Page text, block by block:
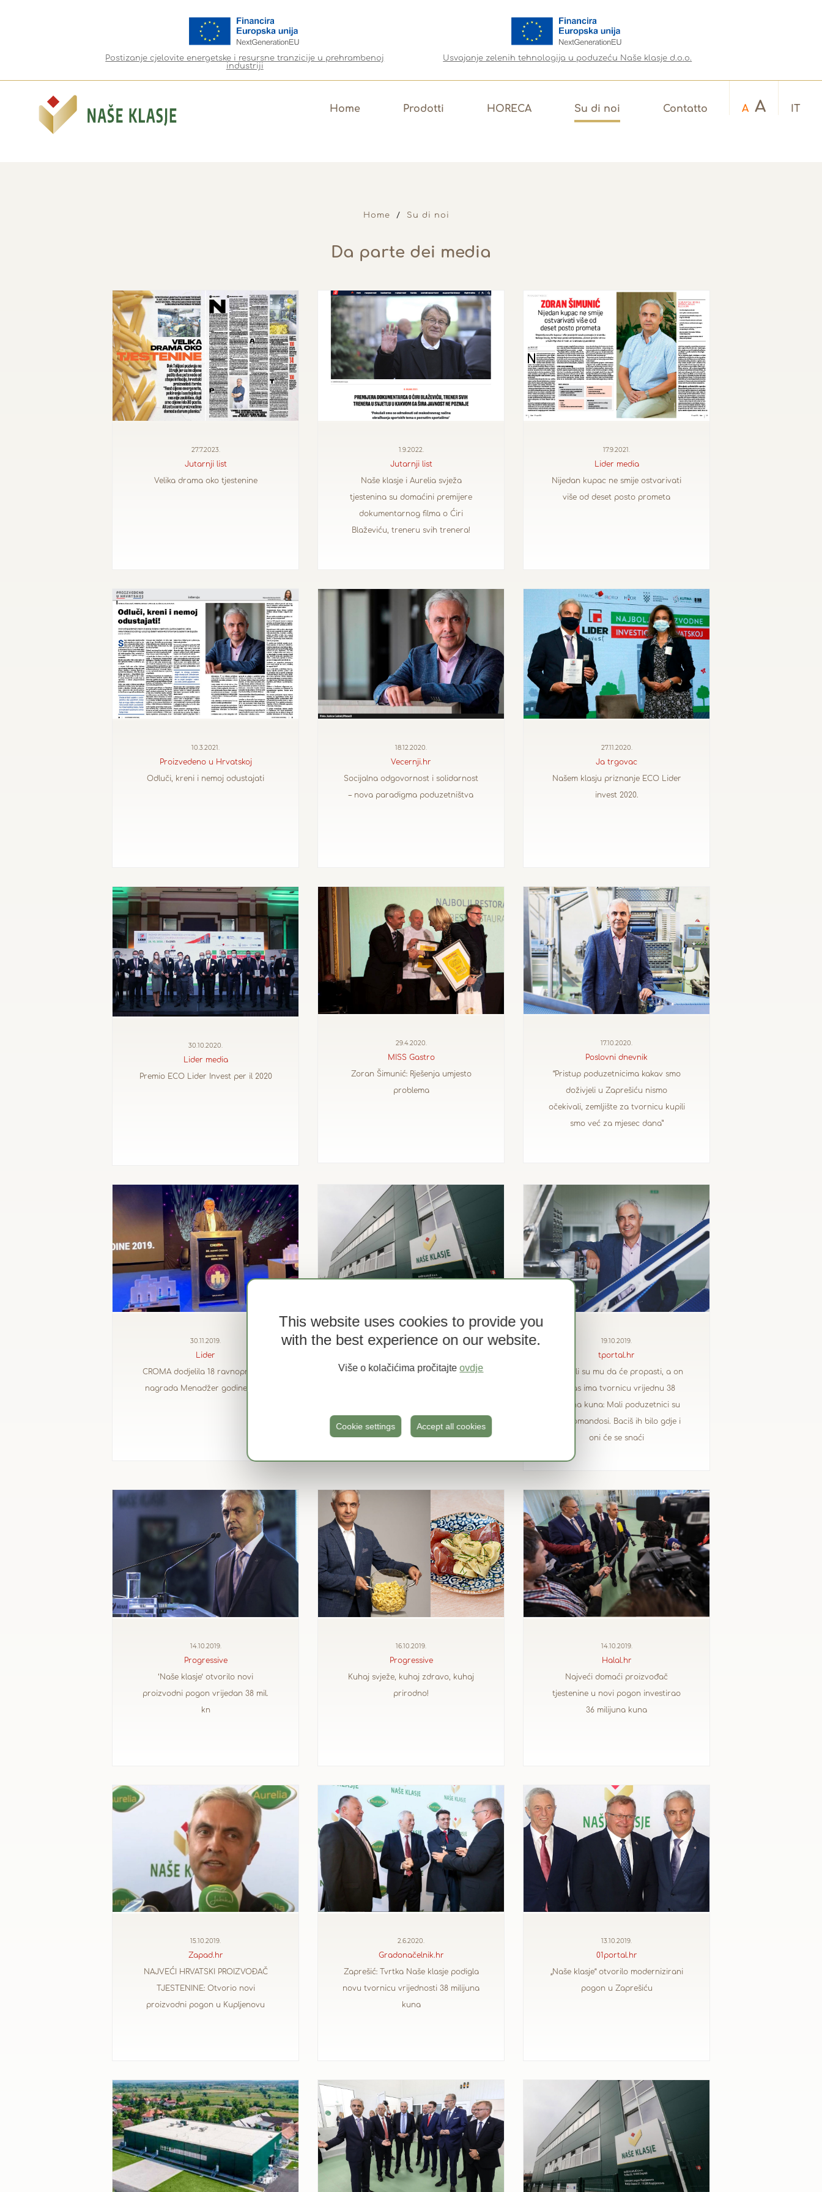
This website uses cookies to provide you
with the best experience on our website.
Više o kolačićima pročitajteovdje
Cookie settings Accept all cookies
Postizanje cjelovite energetske i resursne tranzicije u prehrambenoj
industriji
Usvajanje zelenih tehnologija u poduzeću Naše klasje d.o.o.
Home Prodotti HORECA Su di noi Contatto A A IT
Home Su di noi
Da parte dei media
27.7.2023.
Jutarnji list
Velika drama oko tjestenine
1.9.2022.
Jutarnji list
Naše klasje i Aurelia svježa
tjestenina su domaćini premijere
dokumentarnog filma o Ćiri
Blaževiću, treneru svih trenera!
17.9.2021.
Lider media
Nijedan kupac ne smije ostvarivati
više od deset posto prometa
10.3.2021.
Proizvedeno u Hrvatskoj
Odluči, kreni i nemoj odustajati
18.12.2020.
Vecernji.hr
Socijalna odgovornost i solidarnost
– nova paradigma poduzetništva
27.11.2020.
Ja trgovac
Našem klasju priznanje ECO Lider
invest 2020.
30.10.2020.
Lider media
Premio ECO Lider Invest per il 2020
29.4.2020.
MISS Gastro
Zoran Šimunić: Rješenja umjesto
problema
17.10.2020.
Poslovni dnevnik
“Pristup poduzetnicima kakav smo
doživjeli u Zaprešiću nismo
očekivali, zemljište za tvornicu kupili
smo već za mjesec dana”
30.11.2019.
Lider
CROMA dodjelila 18 ravnopravnih
nagrada Menadžer godine 2019.
12.11.2019.
Vodeći hrvatski proizvođač svježe
vrijedan 38 milijuna kuna
19.10.2019.
tportal.hr
Govorili su mu da će propasti, a on
danas ima tvornicu vrijednu 38
milijuna kuna: Mali poduzetnici su
kao komandosi. Baciš ih bilo gdje i
oni će se snaći
14.10.2019.
Progressive
‘Naše klasje’ otvorilo novi
proizvodni pogon vrijedan 38 mil.
kn
16.10.2019.
Progressive
Kuhaj svježe, kuhaj zdravo, kuhaj
prirodno!
14.10.2019.
Halal.hr
Najveći domaći proizvođač
tjestenine u novi pogon investirao
36 milijuna kuna
15.10.2019.
Zapad.hr
NAJVEĆI HRVATSKI PROIZVOĐAČ
TJESTENINE: Otvorio novi
proizvodni pogon u Kupljenovu
2.6.2020.
Gradonačelnik.hr
Zaprešić: Tvrtka Naše klasje podigla
novu tvornicu vrijednosti 38 milijuna
kuna
13.10.2019.
01portal.hr
„Naše klasje“ otvorilo modernizirani
pogon u Zaprešiću